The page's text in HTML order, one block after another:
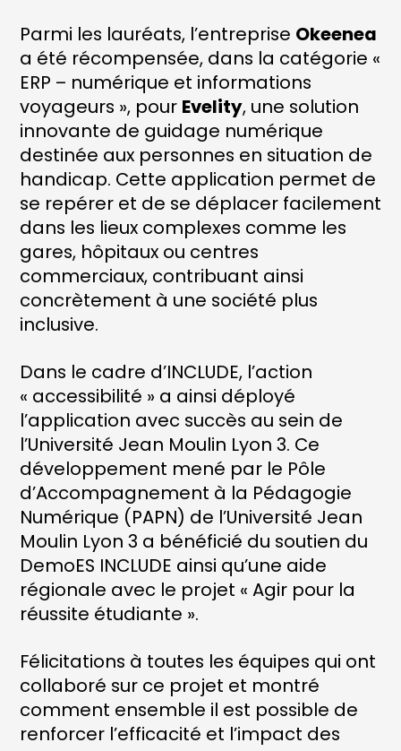
Parmi les lauréats, l’entreprise Okeenea
a été récompensée, dans la catégorie «
ERP – numérique et informations
voyageurs », pour Evelity, une solution
innovante de guidage numérique
destinée aux personnes en situation de
handicap. Cette application permet de
se repérer et de se déplacer facilement
dans les lieux complexes comme les
gares, hôpitaux ou centres
commerciaux, contribuant ainsi
concrètement à une société plus
inclusive.
Dans le cadre d’INCLUDE, l’action
« accessibilité » a ainsi déployé
l’application avec succès au sein de
l’Université Jean Moulin Lyon 3. Ce
développement mené par le Pôle
d’Accompagnement à la Pédagogie
Numérique (PAPN) de l’Université Jean
Moulin Lyon 3 a bénéficié du soutien du
DemoES INCLUDE ainsi qu’une aide
régionale avec le projet « Agir pour la
réussite étudiante ».
Félicitations à toutes les équipes qui ont
collaboré sur ce projet et montré
comment ensemble il est possible de
renforcer l’efficacité et l’impact des